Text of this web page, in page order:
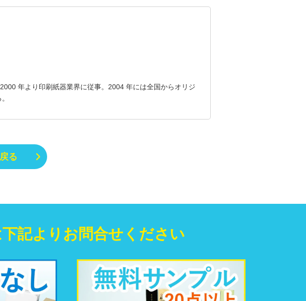
年より印刷紙器業界に従事。2004 年には全国からオリジ
る
下記よりお問合せください